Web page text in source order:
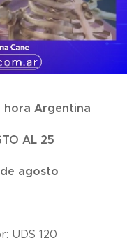
hora Argentina
AL 25
agosto
UDS 120